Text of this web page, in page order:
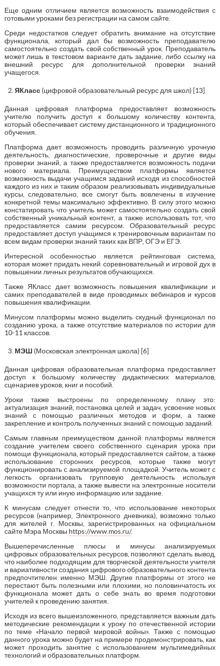
Еще одним отличием является возможность взаимодействия с
готовыми уроками без регистрации на самом сайте.
Среди недостатков следует обратить внимание на отсутствие
функционала, который дал бы возможность преподавателю
самостоятельно создать свой собственный урок. Преподаватель
может лишь в текстовом варианте дать задание, либо ссылку на
внешний ресурс для дополнительной проверки знаний
учащегося.
ЯКласс (цифровой образовательный ресурс для школ) [13]
Данная цифровая платформа предоставляет возможность
учителю получить доступ к большому количеству контента,
который обеспечивает систему дистанционного и традиционного
обучения.
Платформа дает возможность проводить различную урочную
деятельность, диагностические, проверочные и другие виды
проверки знаний, а также предоставляется возможность подачи
нового материала. Преимуществом платформы является
возможность выдачи учащимся заданий исходя из способностей
каждого из них и таким образом реализовывать индивидуальные
курсы, следовательно, все смогут быть вовлечены в изучение
конкретной темы максимально эффективно. В силу этого можно
констатировать что учитель может самостоятельно создать свой
собственный уникальный контент, а также использовать тот, что
предоставляется самим ресурсом. Образовательный ресурс
предоставляет доступ учащимся к тренировочным вариантам по
всем видам проверки знаний таких как ВПР, ОГЭ и ЕГЭ.
Интересной особенностью является рейтинговая система,
которая может придать некий соревновательный и игровой дух в
повышении личных результатов обучающихся.
Также ЯКласс дает возможность повышения квалификации и
самих преподавателей в виде проводимых вебинаров и курсов
повышения квалификации.
Минусом платформы можно выделить скудный функционал по
созданию урока, а также отсутствие материалов по истории для
10-11 классов.
МЭШ(Московская электронная школа) [6]
Данная цифровая образовательная платформа предоставляет
доступ к большому количеству дидактических материалов,
сценариев уроков, книг и пособий.
Уроки также выстроены по определенному плану это:
актуализация знаний, постановка целей и задач, усвоение новых
знаний с помощью различных методов и форм, а также
закрепление и контроль полученных знаний с помощью заданий.
Самым главным преимуществом данной платформы является
создание учителем своего собственного сценария урока при
помощи функционала, который предоставляется сайтом, а также
использование сторонних ресурсов, которые также могут
функционировать с анализируемой площадкой. Учитель может с
легкость организовать групповую деятельность используя
возможности портала, а также вывести на электронные носители
учащихся ту или иную информацию или задание.
К минусам следует отнести то, что использование некоторых
ресурсов (например, Электронного дневника), возможно только
для жителей г. Москвы, зарегистрированных на официальном
сайте Мэра Москвы https://www.mos.ru/.
Вышеперечисленные плюсы и минусы анализируемых
цифровых образовательных ресурсов, позволяют сделать вывод,
что наиболее подходящим для творческой деятельности учителя
и вариативности создания цифрового образовательного контента
предпочтителен именно МЭШ. Другие платформы от этого не
перестают быть полезными или плохими, но половинчатость их
функционала может дать о себе знать во время подготовки
учителей к проведению занятия.
Исходя из всего вышеизложенного, представляется важным дать
методические рекомендации к уроку по отечественной истории
по теме «Начало первой мировой войны». Также с помощью
данного урока можно будет на примере продемонстрировать, как
может проходить занятие с использованием мультимедийных
технологий и образовательных платформ.